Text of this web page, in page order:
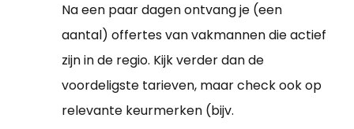
Na een paar dagen ontvang je (een
aantal) offertes van vakmannen die actief
zijn in de regio. Kijk verder dan de
voordeligste tarieven, maar check ook op
relevante keurmerken (bijv.